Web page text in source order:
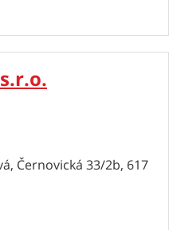
Černovická 33/2b, 617